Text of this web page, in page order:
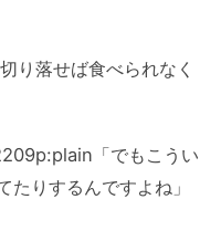
り落せば食べられなく
「でもこうい
たりするんですよね」